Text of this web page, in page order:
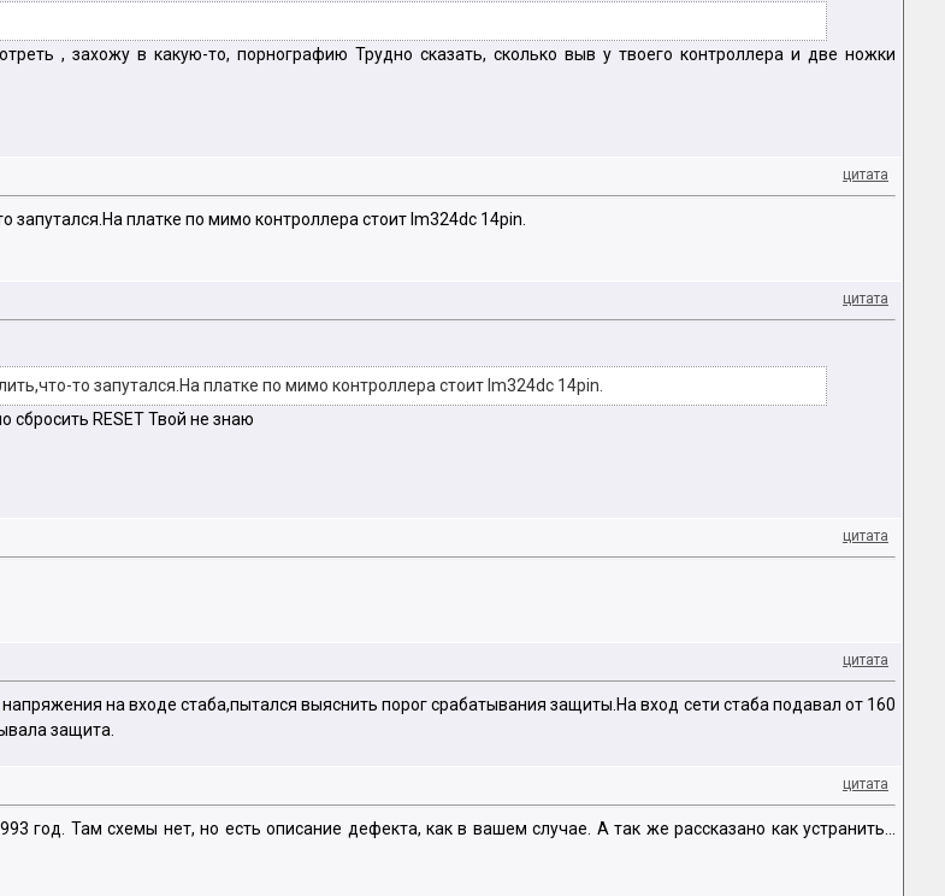
, захожу в какую-то, порнографию Трудно сказать, сколько выв у твоего контроллера и две ножки
цитата
платке по мимо контроллера стоит lm324dc 14pin.
цитата
то запутался.На платке по мимо контроллера стоит lm324dc 14pin.
сбросить RESET Твой не знаю
цитата
цитата
на входе стаба,пытался выяснить порог срабатывания защиты.На вход сети стаба подавал от 160
защита.
цитата
год. Там схемы нет, но есть описание дефекта, как в вашем случае. А так же рассказано как устранить...